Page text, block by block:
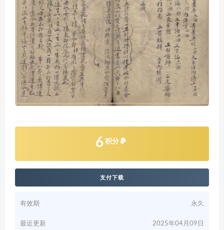
6 积分
支付下载
有效期 永久
最近更新 2025年04月09日